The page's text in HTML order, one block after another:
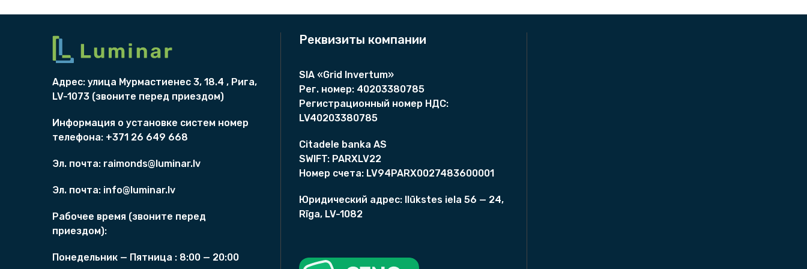
a
e
U
N
0
5
Адрес: улица Мурмастиeнес 3, 18.4 , Рига,
LV-1073 (звоните перед приездом)
Информация о установкe систем номер
телефона: +371 26 649 668
Эл. почта: raimonds@luminar.lv
Эл. почта: info@luminar.lv
Рабочее время (звоните перед
приездом):
Понедельник — Пятница : 8:00 — 20:00
Реквизиты компании
SIA «Grid Invertum»
Рег. номер: 40203380785
Регистрационный номер НДС:
LV40203380785
Citadele banka AS
SWIFT: PARXLV22
Номер счета: LV94PARX0027483600001
Юридический адрес:
Ilūkstes iela 56 — 24,
Rīga, LV-1082